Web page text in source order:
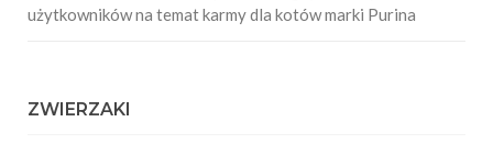
użytkowników na temat karmy dla kotów marki Purina
ZWIERZAKI